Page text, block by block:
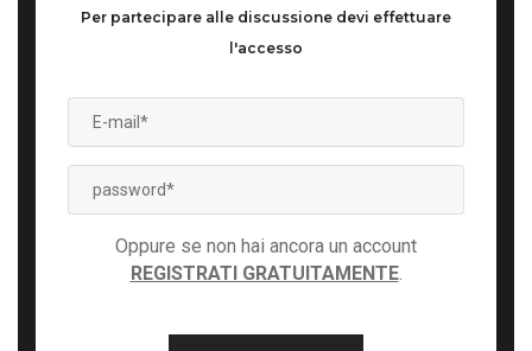
Per partecipare alle discussione devi effettuare
l'accesso
Oppure se non hai ancora un account
REGISTRATI GRATUITAMENTE.